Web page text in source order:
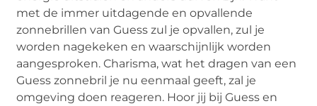
met de immer uitdagende en opvallende
zonnebrillen van Guess zul je opvallen, zul je
worden nagekeken en waarschijnlijk worden
aangesproken. Charisma, wat het dragen van een
Guess zonnebril je nu eenmaal geeft, zal je
omgeving doen reageren. Hoor jij bij Guess en